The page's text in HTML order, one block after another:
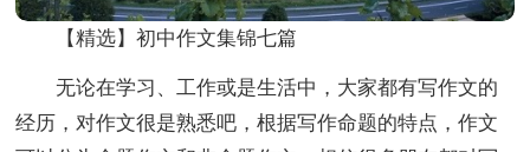
【精选】初中作文集锦七篇
无论在学习、工作或是生活中，大家都有写作文的
经历，对作文很是熟悉吧，根据写作命题的特点，作文